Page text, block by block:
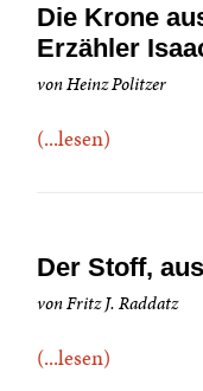
Die Krone
Erzähler
von Heinz Politzer
(...lesen)
Der Stoff,
von Fritz J. Raddatz
(...lesen)